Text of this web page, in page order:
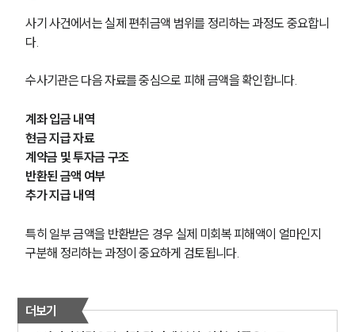
사기 사건에서는 실제 편취금액 범위를 정리하는 과정도 중요합니
다.
수사기관은 다음 자료를 중심으로 피해 금액을 확인합니다.
계좌 입금 내역
현금 지급 자료
계약금 및 투자금 구조
반환된 금액 여부
추가 지급 내역
특히 일부 금액을 반환받은 경우 실제 미회복 피해액이 얼마인지
구분해 정리하는 과정이 중요하게 검토됩니다.
더보기